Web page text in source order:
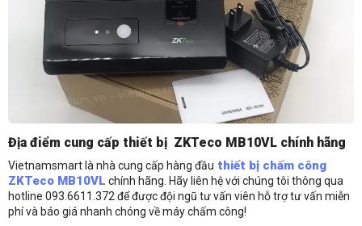
Địa điểm cung cấp thiết bị ZKTeco MB10VL chính hãng
Vietnamsmart là nhà cung cấp hàng đầu thiết bị chấm công
ZKTeco MB10VL chính hãng. Hãy liên hệ với chúng tôi thông qua
hotline 093.6611.372 để được đội ngũ tư vấn viên hỗ trợ tư vấn miễn
phí và báo giá nhanh chóng về máy chấm công!
Anh/Chị có dùng ZALO số này Tôi Không dùng
NHẬN BÁO GIÁ